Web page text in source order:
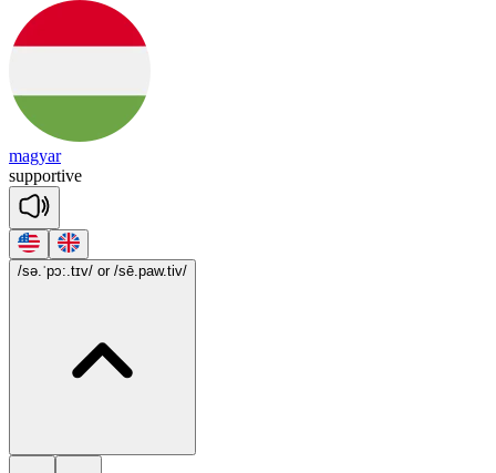
magyar
supportive
/sə.ˈpɔ:.tɪv/ or /sē.paw.tiv/